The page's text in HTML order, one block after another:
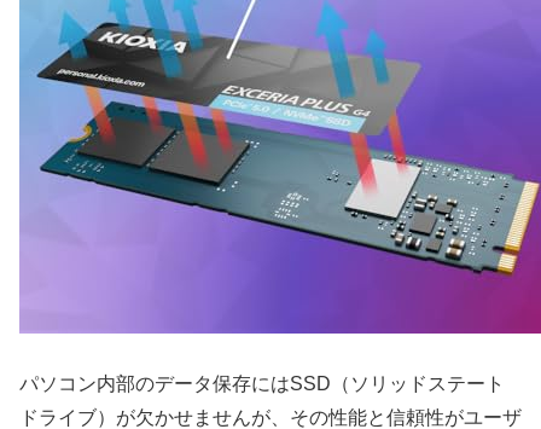
パソコン内部のデータ保存にはSSD（ソリッドステート
ドライブ）が欠かせませんが、その性能と信頼性がユーザ